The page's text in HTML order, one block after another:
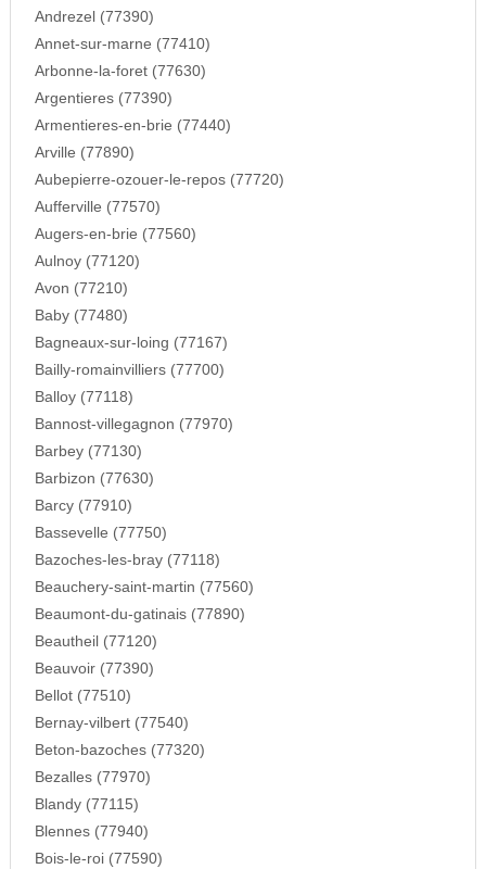
Andrezel (77390)
Annet-sur-marne (77410)
Arbonne-la-foret (77630)
Argentieres (77390)
Armentieres-en-brie (77440)
Arville (77890)
Aubepierre-ozouer-le-repos (77720)
Aufferville (77570)
Augers-en-brie (77560)
Aulnoy (77120)
Avon (77210)
Baby (77480)
Bagneaux-sur-loing (77167)
Bailly-romainvilliers (77700)
Balloy (77118)
Bannost-villegagnon (77970)
Barbey (77130)
Barbizon (77630)
Barcy (77910)
Bassevelle (77750)
Bazoches-les-bray (77118)
Beauchery-saint-martin (77560)
Beaumont-du-gatinais (77890)
Beautheil (77120)
Beauvoir (77390)
Bellot (77510)
Bernay-vilbert (77540)
Beton-bazoches (77320)
Bezalles (77970)
Blandy (77115)
Blennes (77940)
Bois-le-roi (77590)